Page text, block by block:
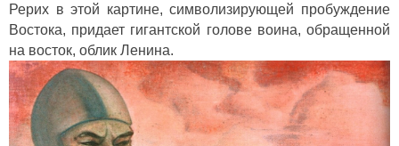
Рерих в этой картине, символизирующей пробуждение
Востока, придает гигантской голове воина, обращенной
на восток, облик Ленина.